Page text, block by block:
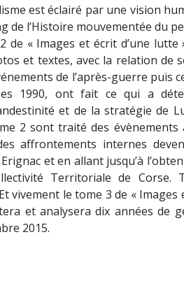
de l’après-guerre puis
1990, ont fait ce qui a
et de la stratégie de
2 sont traité des évènements
affrontements internes
et en allant jusqu’à
Territoriale de Corse.
vivement le tome 3 de « Images
et analysera dix années de
2015.